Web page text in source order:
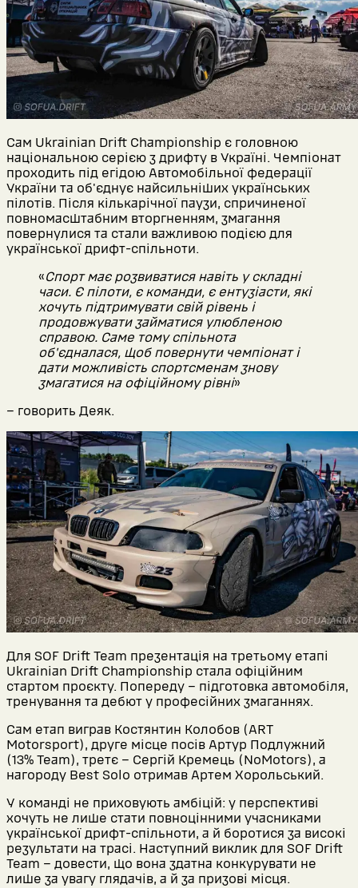
Сам Ukrainian Drift Championship є головною
національною серією з дрифту в Україні. Чемпіонат
проходить під егідою Автомобільної федерації
України та об'єднує найсильніших українських
пілотів. Після кількарічної паузи, спричиненої
повномасштабним вторгненням, змагання
повернулися та стали важливою подією для
української дрифт-спільноти.
«Спорт має розвиватися навіть у складні
часи. Є пілоти, є команди, є ентузіасти, які
хочуть підтримувати свій рівень і
продовжувати займатися улюбленою
справою. Саме тому спільнота
об'єдналася, щоб повернути чемпіонат і
дати можливість спортсменам знову
змагатися на офіційному рівні»
– говорить Деяк.
Для SOF Drift Team презентація на третьому етапі
Ukrainian Drift Championship стала офіційним
стартом проєкту. Попереду – підготовка автомобіля,
тренування та дебют у професійних змаганнях.
Сам етап виграв Костянтин Колобов (ART
Motorsport), друге місце посів Артур Подлужний
(13% Team), третє – Сергій Кремець (NoMotors), а
нагороду Best Solo отримав Артем Хорольський.
У команді не приховують амбіцій: у перспективі
хочуть не лише стати повноцінними учасниками
української дрифт-спільноти, а й боротися за високі
результати на трасі. Наступний виклик для SOF Drift
Team – довести, що вона здатна конкурувати не
лише за увагу глядачів, а й за призові місця.